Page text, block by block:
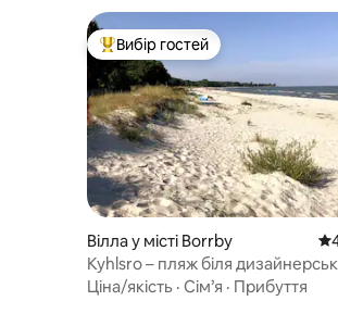
Топ вибір гостей
Вибір гостей
Вілла у місті Borrby
Kyhlsro – пляж біля
будинку
Ціна/якість · Сім’я · Прибуття